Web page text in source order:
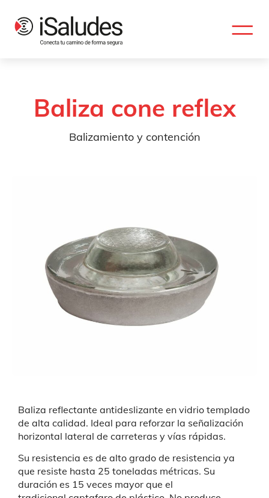
Baliza cone reflex
Balizamiento y contención
Baliza reflectante antideslizante en vidrio templado
de alta calidad. Ideal para reforzar la señalización
horizontal lateral de carreteras y vías rápidas.
Su resistencia es de alto grado de resistencia ya
que resiste hasta 25 toneladas métricas. Su
duración es 15 veces mayor que el